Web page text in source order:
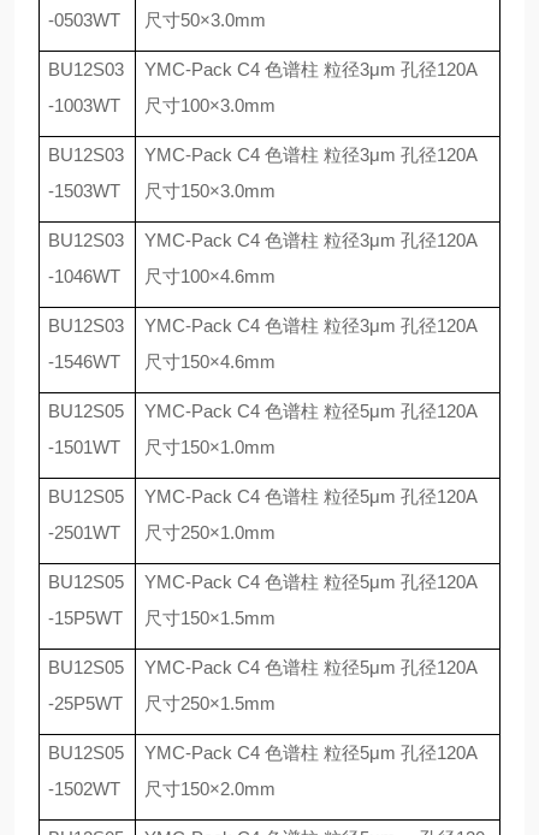
-0503WT 尺寸50×3.0mm
BU12S03
-1003WT
YMC-Pack C4 色谱柱 粒径3μm 孔径120A
尺寸100×3.0mm
BU12S03
-1503WT
YMC-Pack C4 色谱柱 粒径3μm 孔径120A
尺寸150×3.0mm
BU12S03
-1046WT
YMC-Pack C4 色谱柱 粒径3μm 孔径120A
尺寸100×4.6mm
BU12S03
-1546WT
YMC-Pack C4 色谱柱 粒径3μm 孔径120A
尺寸150×4.6mm
BU12S05
-1501WT
YMC-Pack C4 色谱柱 粒径5μm 孔径120A
尺寸150×1.0mm
BU12S05
-2501WT
YMC-Pack C4 色谱柱 粒径5μm 孔径120A
尺寸250×1.0mm
BU12S05
-15P5WT
YMC-Pack C4 色谱柱 粒径5μm 孔径120A
尺寸150×1.5mm
BU12S05
-25P5WT
YMC-Pack C4 色谱柱 粒径5μm 孔径120A
尺寸250×1.5mm
BU12S05
-1502WT
YMC-Pack C4 色谱柱 粒径5μm 孔径120A
尺寸150×2.0mm